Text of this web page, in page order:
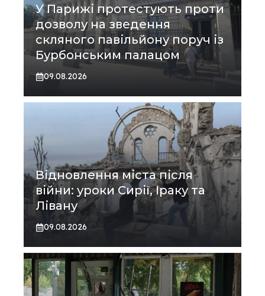
У Парижі протестують проти
дозволу на зведення
скляного павільйону поруч із
Бурбонським палацом
09.08.2026
Відновлення міста після
війни: уроки Сирії, Іраку та
Лівану
09.08.2026